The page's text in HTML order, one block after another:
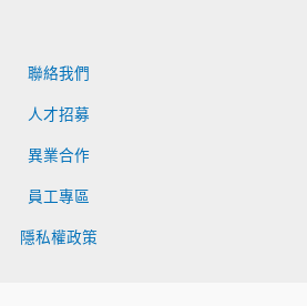
聯絡我們
人才招募
異業合作
員工專區
隱私權政策